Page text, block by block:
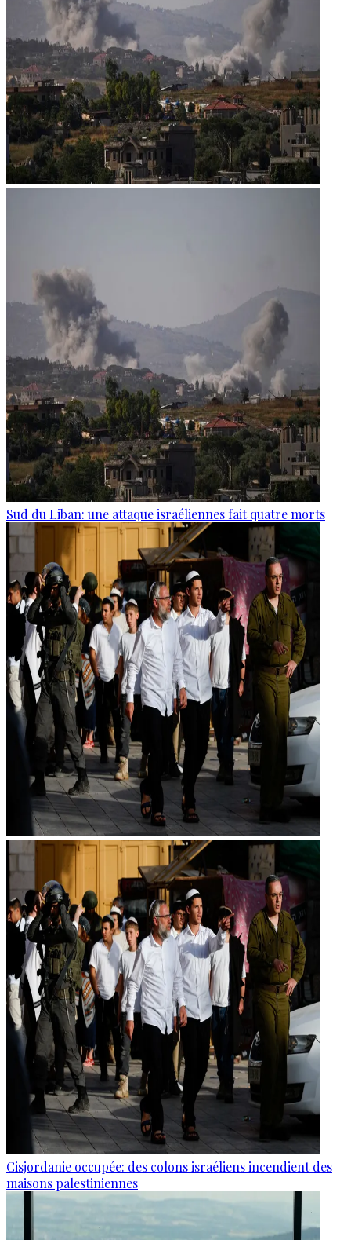
Sud du Liban: une attaque israéliennes fait quatre morts
Cisjordanie occupée: des colons israéliens incendient des
maisons palestiniennes